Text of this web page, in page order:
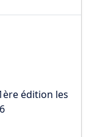
édition les